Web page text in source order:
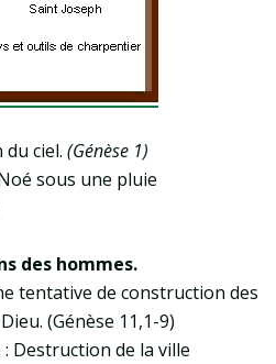
du ciel. (Génèse 1)
sous une pluie
des hommes.
tentative de construction des
(Génèse 11,1-9)
Destruction de la ville